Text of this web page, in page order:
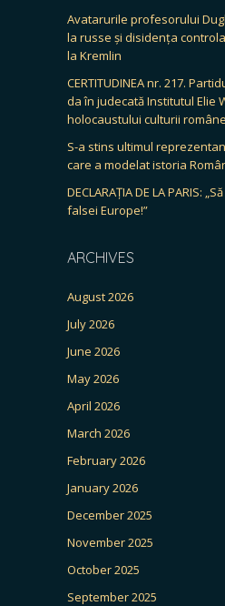
Avatarurile profesorului
la russe și disidența
la Kremlin
CERTITUDINEA nr. 217.
da în judecată Institutul Elie
holocaustului culturii
S-a stins ultimul
care a modelat istoria
DECLARAȚIA DE LA PARIS:
falsei Europe!”
ARCHIVES
August 2026
July 2026
June 2026
May 2026
April 2026
March 2026
February 2026
January 2026
December 2025
November 2025
October 2025
September 2025